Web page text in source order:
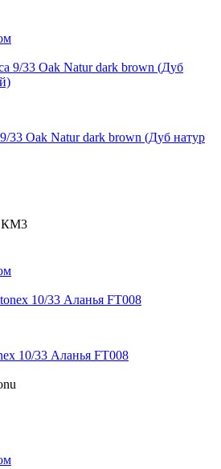
33 Oak Natur dark brown (Дуб натур
КМ3
10/33 Аланья FT008